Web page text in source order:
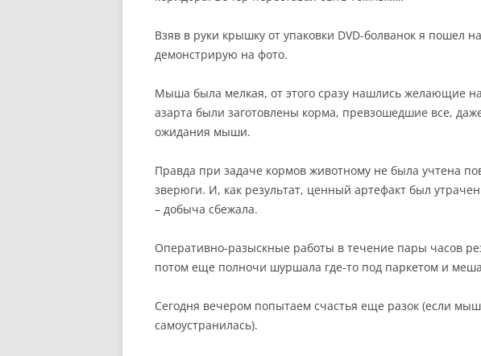
Взяв в руки крышку от упаковки DVD-болванок я пошел
демонстрирую на фото.
Мыша была мелкая, от этого сразу нашлись желающие
азарта были заготовлены корма, превзошедшие все,
ожидания мыши.
Правда при задаче кормов животному не была учтена
зверюги. И, как результат, ценный артефакт был
– добыча сбежала.
Оперативно-разыскные работы в течение пары часов
потом еще полночи шуршала где-то под паркетом и
Сегодня вечером попытаем счастья еще разок (если
самоустранилась).